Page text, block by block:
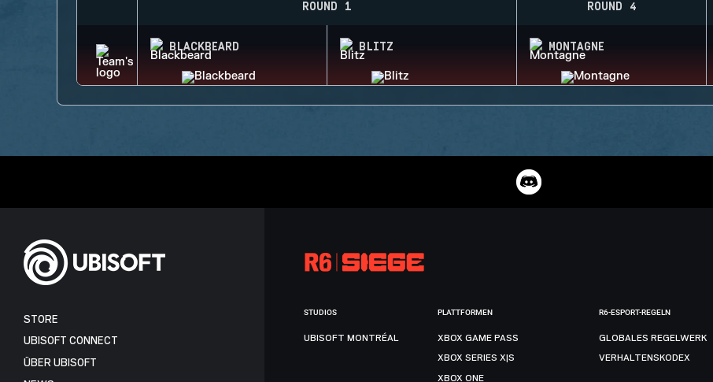
ROUND 1 ROUND 4
BLACKBEARD BLITZ MONTAGNE
STORE
UBISOFT CONNECT
ÜBER UBISOFT
STUDIOS
UBISOFT MONTRÉAL
PLATTFORMEN
XBOX GAME PASS
XBOX SERIES X|S
XBOX ONE
R6-ESPORT-REGELN
GLOBALES REGELWERK
VERHALTENSKODEX